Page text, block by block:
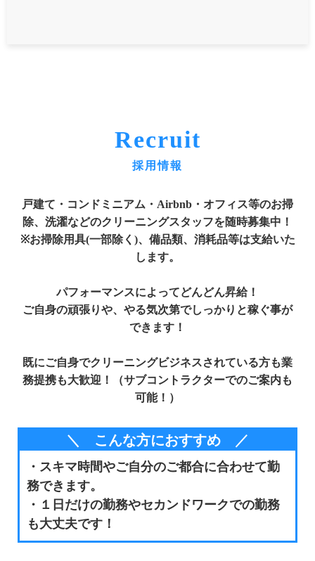
Recruit
採用情報
戸建て・コンドミニアム・Airbnb・オフィス等のお掃
除、洗濯などのクリーニングスタッフを随時募集中！
※お掃除用具(一部除く)、備品類、消耗品等は支給いた
します。
パフォーマンスによってどんどん昇給！
ご自身の頑張りや、やる気次第でしっかりと稼ぐ事が
できます！
既にご自身でクリーニングビジネスされている方も業
務提携も大歓迎！（サブコントラクターでのご案内も
可能！）
＼ こんな方におすすめ ／
・スキマ時間やご自分のご都合に合わせて勤
務できます。
・１日だけの勤務やセカンドワークでの勤務
も大丈夫です！